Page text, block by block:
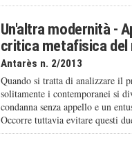
Un'altra modernità -
critica metafisica
Antarès n. 2/2013
Quando si tratta di analizzare il
solitamente i contemporanei si
condanna senza appello e un
Occorre tuttavia evitare questi